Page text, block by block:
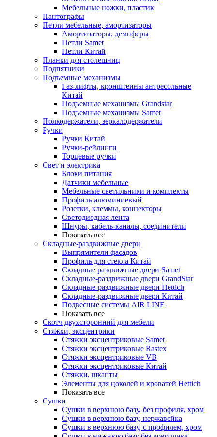
Мебельные ножки, пластик
Пантографы
Петли мебельные, амортизаторы
Амортизаторы, демпферы
Петли Samet
Петли Китай
Планки для столешниц
Подпятники
Подъемные механизмы
Газ-лифты, кронштейны антресольные
Китай
Подъемные механизмы Grandstar
Подъемные механизмы Samet
Полкодержатели, зеркалодержатели
Ручки
Ручки Китай
Ручки-рейлинги
Торцевые ручки
Свет и электрика
Блоки питания
Датчики мебельные
Мебельные светильники и комплекты
Профиль алюминиевый
Розетки, клеммы, коннекторы
Светодиодная лента
Шнуры, кабель-каналы, соединители
Показать все
Складные-раздвижные двери
Выпрямители фасадов
Профиль для стекла Китай
Складные раздвижные двери Samet
Складные-раздвижные двери GrandStar
Складные-раздвижные двери Hettich
Складные-раздвижные двери Китай
Подвесные системы AIR LINE
Показать все
Скотч двухсторонний для мебели
Стяжки, эксцентрики
Cтяжки эксцентриковые Samet
Стяжки эксцентриковые Rastex
Стяжки эксцентриковые VB
Стяжки эксцентриковые Китай
Стяжки, шканты
Элементы для цоколей и кроватей Hettich
Показать все
Сушки
Сушки в верхнюю базу, без профиля, хром
Сушки в верхнюю базу, нержавейка
Сушки в верхнюю базу, с профилем, хром